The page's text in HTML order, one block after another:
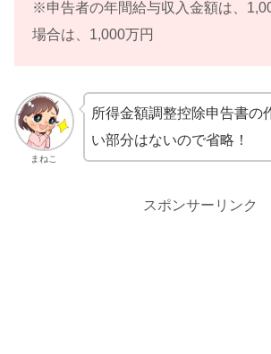
※申告者の年間給与収入金額は、
場合は、1,000万円
まねこ
所得金額調整控除申告書の
い部分はないので省略！
スポンサーリンク